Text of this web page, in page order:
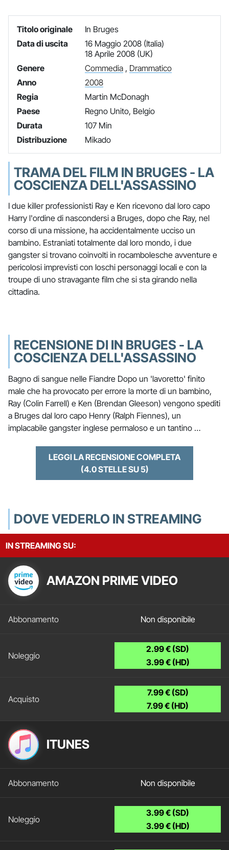
Titolo originale
In Bruges
Data di uscita
16 Maggio 2008 (Italia)
18 Aprile 2008 (UK)
Genere
Commedia, Drammatico
Anno
2008
Regia
Martin McDonagh
Paese
Regno Unito, Belgio
Durata
107 Min
Distribuzione
Mikado
TRAMA DEL FILM IN BRUGES - LA
COSCIENZA DELL'ASSASSINO
I due killer professionisti Ray e Ken ricevono dal loro capo
Harry l'ordine di nascondersi a Bruges, dopo che Ray, nel
corso di una missione, ha accidentalmente ucciso un
bambino. Estraniati totalmente dal loro mondo, i due
gangster si trovano coinvolti in rocambolesche avventure e
pericolosi imprevisti con loschi personaggi locali e con la
troupe di uno stravagante film che si sta girando nella
cittadina.
RECENSIONE DI IN BRUGES - LA
COSCIENZA DELL'ASSASSINO
Bagno di sangue nelle Fiandre Dopo un 'lavoretto' finito
male che ha provocato per errore la morte di un bambino,
Ray (Colin Farrell) e Ken (Brendan Gleeson) vengono spediti
a Bruges dal loro capo Henry (Ralph Fiennes), un
implacabile gangster inglese permaloso e un tantino …
LEGGI LA RECENSIONE COMPLETA
(4.0 STELLE SU 5)
DOVE VEDERLO IN STREAMING
IN STREAMING SU:
AMAZON PRIME VIDEO
Non disponibile
2.99 € (SD)
3.99 € (HD)
7.99 € (SD)
7.99 € (HD)
ITUNES
Non disponibile
3.99 € (SD)
3.99 € (HD)